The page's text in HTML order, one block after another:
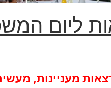
ליום
מעניינות,